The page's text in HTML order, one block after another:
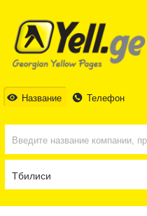
Название Телефон
ТБИЛИСИ
ТБИЛИСИ
АБХАЗИЯ
ГАЛИ
БАТУМИ
КОБУЛЕТИ
ШУАХЕВИ
ЧАКВИ